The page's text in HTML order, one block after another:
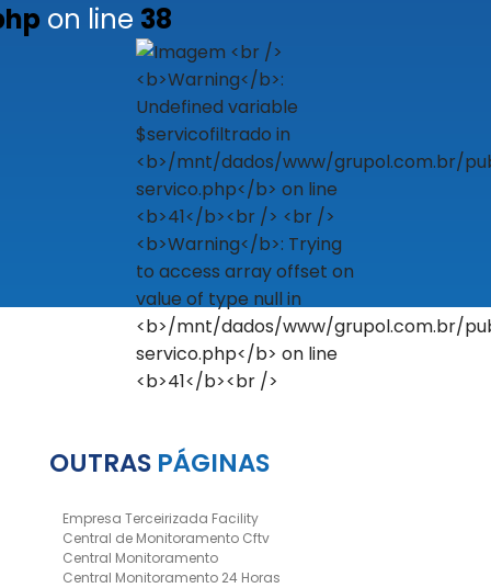
on line 38
OUTRAS PÁGINAS
Empresa Terceirizada Facility
Central de Monitoramento Cftv
Central Monitoramento
Central Monitoramento 24 Horas